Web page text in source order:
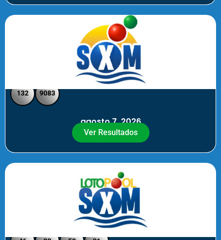
SXM Medio día - Pick 3 Pick 4
132 9083
agosto 7, 2026
Ver Resultados
Loto Pool SXM - Medio Día